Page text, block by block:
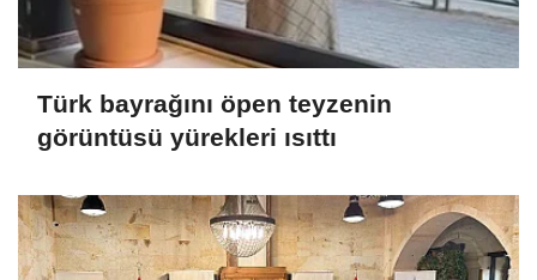
Türk bayrağını öpen teyzenin
görüntüsü yürekleri ısıttı